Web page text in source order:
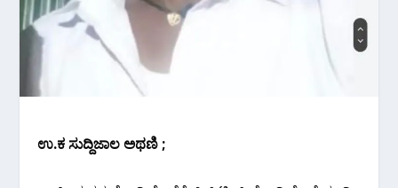
ಉ.ಕ ಸುದ್ದಿಜಾಲ ಅಥಣಿ ;